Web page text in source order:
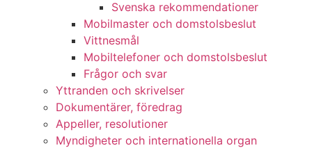
Svenska rekommendationer
Mobilmaster och domstolsbeslut
Vittnesmål
Mobiltelefoner och domstolsbeslut
Frågor och svar
Yttranden och skrivelser
Dokumentärer, föredrag
Appeller, resolutioner
Myndigheter och internationella organ